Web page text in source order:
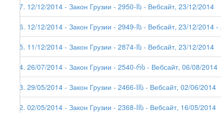
77. 12/12/2014 - Закон Грузии - 2950-Iს - Вебсайт, 23/12/2014
76. 12/12/2014 - Закон Грузии - 2949-Iს - Вебсайт, 23/12/
75. 11/12/2014 - Закон Грузии - 2874-Iს - Вебсайт, 23/12/2014
74. 26/07/2014 - Закон Грузии - 2540-რს - Вебсайт, 06/08/2014
73. 29/05/2014 - Закон Грузии - 2466-IIს - Вебсайт, 02/06/2014
72. 02/05/2014 - Закон Грузии - 2368-IIს - Вебсайт, 16/05/2014